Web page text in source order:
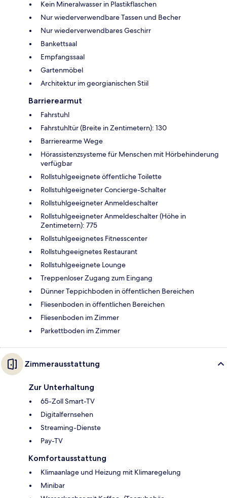
Kein Mineralwasser in Plastikflaschen
Nur wiederverwendbare Tassen und Becher
Nur wiederverwendbares Geschirr
Bankettsaal
Empfangssaal
Gartenmöbel
Architektur im georgianischen Stiil
Barrierearmut
Fahrstuhl
Fahrstuhltür (Breite in Zentimetern): 130
Barrierearme Wege
Hörassistenzsysteme für Menschen mit Hörbehinderung
verfügbar
Rollstuhlgeeignete öffentliche Toilette
Rollstuhlgeeigneter Concierge-Schalter
Rollstuhlgeeigneter Anmeldeschalter
Rollstuhlgeeigneter Anmeldeschalter (Höhe in
Zentimetern): 775
Rollstuhlgeeignetes Fitnesscenter
Rollstuhgeeignetes Restaurant
Rollstuhlgeeignete Lounge
Treppenloser Zugang zum Eingang
Dünner Teppichboden in öffentlichen Bereichen
Fliesenboden in öffentlichen Bereichen
Fliesenboden im Zimmer
Parkettboden im Zimmer
Zimmerausstattung
Zur Unterhaltung
65-Zoll Smart-TV
Digitalfernsehen
Streaming-Dienste
Pay-TV
Komfortausstattung
Klimaanlage und Heizung mit Klimaregelung
Minibar